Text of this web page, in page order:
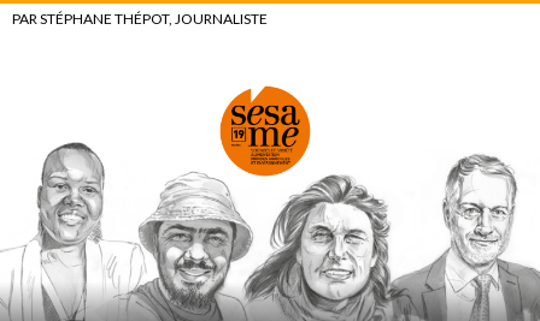
PAR STÉPHANE THÉPOT, JOURNALISTE